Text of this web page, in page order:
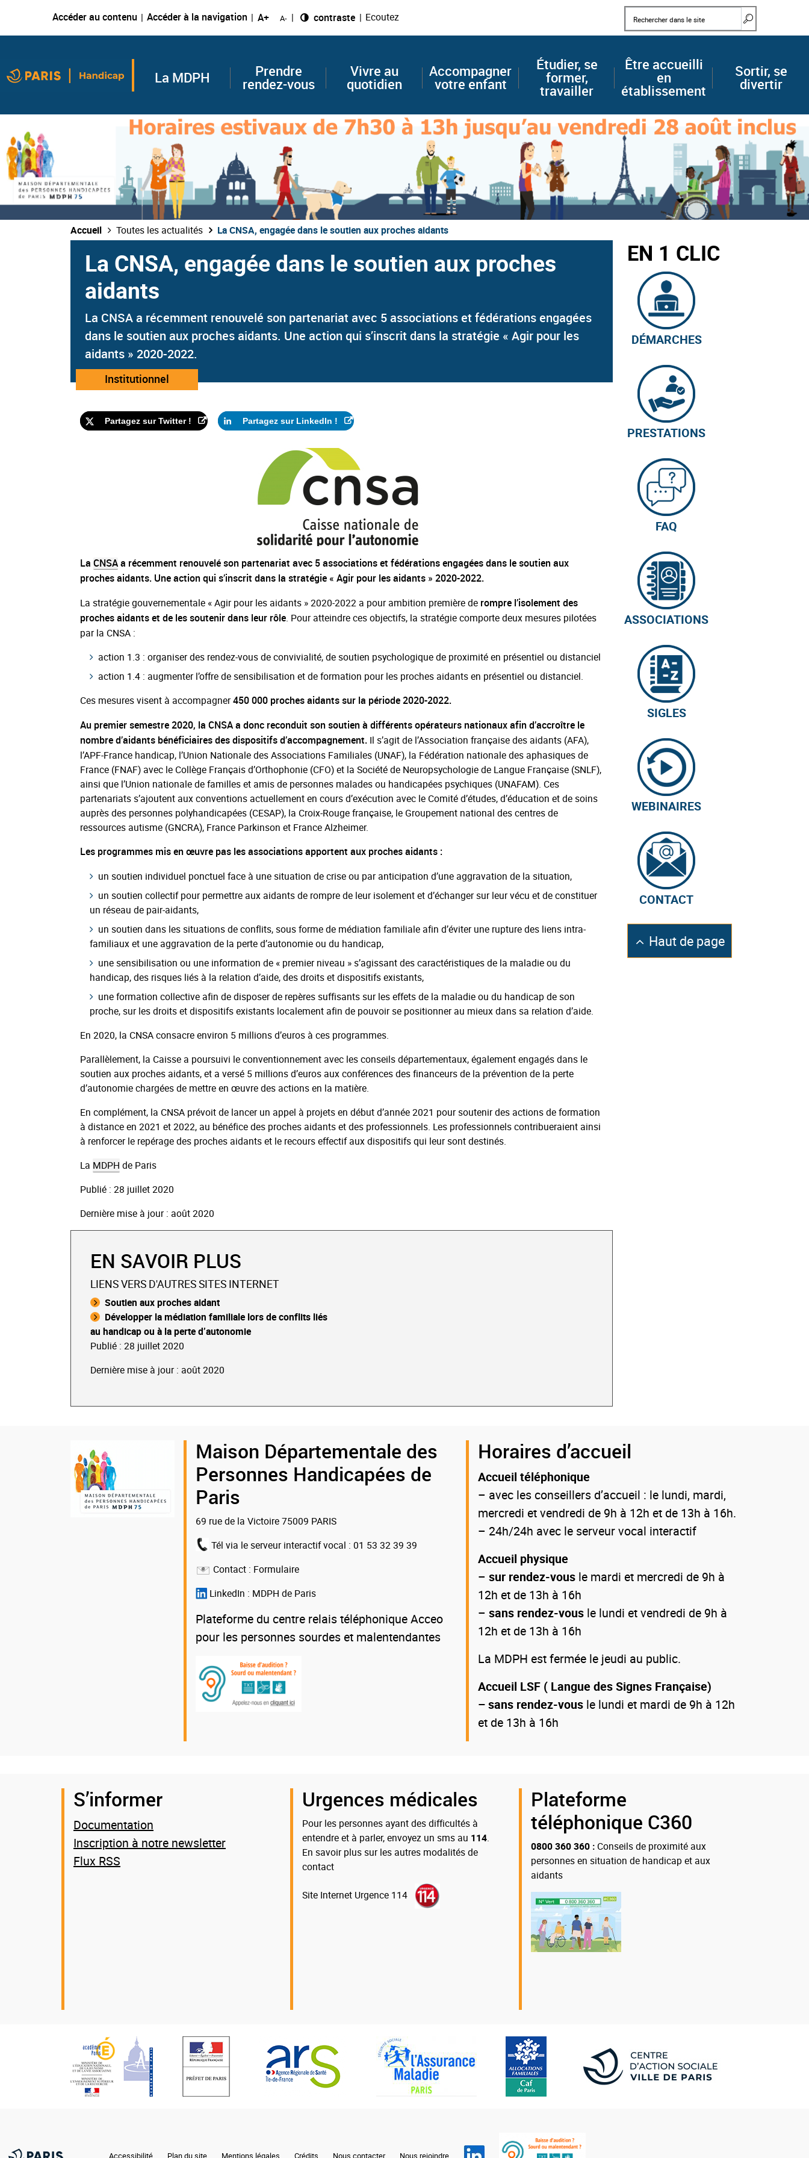
Accéder au contenu Accéder à la navigation A+ A- Changer le
contraste Ecoutez Mots clés
La MDPH
Prendre
rendez-vous
Vivre au
quotidien
Accompagner
votre enfant
Étudier, se
former,
travailler
Être accueilli
en
établissement
Sortir, se
divertir
Accueil Toutes les actualités La CNSA, engagée dans le soutien aux proches aidants
La CNSA, engagée dans le soutien aux proches
aidants
La CNSA a récemment renouvelé son partenariat avec 5 associations et fédérations engagées
dans le soutien aux proches aidants. Une action qui s’inscrit dans la stratégie « Agir pour les
aidants » 2020-2022.
Catégorie
Institutionnel
Partagez sur Twitter ! Partagez sur LinkedIn !
La CNSA a récemment renouvelé son partenariat avec 5 associations et fédérations engagées dans le soutien aux
proches aidants. Une action qui s’inscrit dans la stratégie « Agir pour les aidants » 2020-2022.
La stratégie gouvernementale « Agir pour les aidants » 2020-2022 a pour ambition première de rompre l’isolement des
proches aidants et de les soutenir dans leur rôle. Pour atteindre ces objectifs, la stratégie comporte deux mesures pilotées
par la CNSA :
action 1.3 : organiser des rendez-vous de convivialité, de soutien psychologique de proximité en présentiel ou distanciel
action 1.4 : augmenter l’offre de sensibilisation et de formation pour les proches aidants en présentiel ou distanciel.
Ces mesures visent à accompagner 450 000 proches aidants sur la période 2020-2022.
Au premier semestre 2020, la CNSA a donc reconduit son soutien à différents opérateurs nationaux afin d’accroître le
nombre d’aidants bénéficiaires des dispositifs d’accompagnement. Il s’agit de l’Association française des aidants (AFA),
l’APF-France handicap, l’Union Nationale des Associations Familiales (UNAF), la Fédération nationale des aphasiques de
France (FNAF) avec le Collège Français d’Orthophonie (CFO) et la Société de Neuropsychologie de Langue Française (SNLF),
ainsi que l’Union nationale de familles et amis de personnes malades ou handicapées psychiques (UNAFAM). Ces
partenariats s’ajoutent aux conventions actuellement en cours d’exécution avec le Comité d’études, d’éducation et de soins
auprès des personnes polyhandicapées (CESAP), la Croix-Rouge française, le Groupement national des centres de
ressources autisme (GNCRA), France Parkinson et France Alzheimer.
Les programmes mis en œuvre pas les associations apportent aux proches aidants :
un soutien individuel ponctuel face à une situation de crise ou par anticipation d’une aggravation de la situation,
un soutien collectif pour permettre aux aidants de rompre de leur isolement et d’échanger sur leur vécu et de constituer
un réseau de pair-aidants,
un soutien dans les situations de conflits, sous forme de médiation familiale afin d’éviter une rupture des liens intra-
familiaux et une aggravation de la perte d’autonomie ou du handicap,
une sensibilisation ou une information de « premier niveau » s’agissant des caractéristiques de la maladie ou du
handicap, des risques liés à la relation d’aide, des droits et dispositifs existants,
une formation collective afin de disposer de repères suffisants sur les effets de la maladie ou du handicap de son
proche, sur les droits et dispositifs existants localement afin de pouvoir se positionner au mieux dans sa relation d’aide.
En 2020, la CNSA consacre environ 5 millions d’euros à ces programmes.
Parallèlement, la Caisse a poursuivi le conventionnement avec les conseils départementaux, également engagés dans le
soutien aux proches aidants, et a versé 5 millions d’euros aux conférences des financeurs de la prévention de la perte
d’autonomie chargées de mettre en œuvre des actions en la matière.
En complément, la CNSA prévoit de lancer un appel à projets en début d’année 2021 pour soutenir des actions de formation
à distance en 2021 et 2022, au bénéfice des proches aidants et des professionnels. Les professionnels contribueraient ainsi
à renforcer le repérage des proches aidants et le recours effectif aux dispositifs qui leur sont destinés.
La MDPH de Paris
Publié : 28 juillet 2020
Dernière mise à jour : août 2020
EN SAVOIR PLUS
LIENS VERS D'AUTRES SITES INTERNET
Soutien aux proches aidant
Développer la médiation familiale lors de conflits liés
au handicap ou à la perte d’autonomie
Publié : 28 juillet 2020
Dernière mise à jour : août 2020
EN 1 CLIC
DÉMARCHES
PRESTATIONS
FAQ
ASSOCIATIONS
SIGLES
WEBINAIRES
CONTACT
Retourner
en
Haut de page
Logo
de
la
Maison Départementale des
Personnes Handicapées de
Paris
69 rue de la Victoire 75009 PARIS
Tél via le serveur interactif vocal : 01 53 32 39 39
Contact : Formulaire
LinkedIn : MDPH de Paris
Plateforme du centre relais téléphonique Acceo
pour les personnes sourdes et malentendantes
Horaires d’accueil
Accueil téléphonique
– avec les conseillers d’accueil : le lundi, mardi,
mercredi et vendredi de 9h à 12h et de 13h à 16h.
– 24h/24h avec le serveur vocal interactif
Accueil physique
– sur rendez-vous le mardi et mercredi de 9h à
12h et de 13h à 16h
– sans rendez-vousle lundi et vendredi de 9h à
12h et de 13h à 16h
La MDPH est fermée le jeudi au public.
Accueil LSF ( Langue des Signes Française)
– sans rendez-vousle lundi et mardi de 9h à 12h
et de 13h à 16h
S’informer
Documentation
Inscription à notre newsletter
Flux RSS
Urgences médicales
Pour les personnes ayant des difficultés à
entendre et à parler, envoyez un sms au 114.
En savoir plus sur les autres modalités de
contact
Site Internet Urgence 114
Plateforme
téléphonique C360
0800 360 360 : Conseils de proximité aux
personnes en situation de handicap et aux
aidants
Nos
partenaires
Accessibilité Plan du site Mentions légales Crédits Nous contacter Nous rejoindre